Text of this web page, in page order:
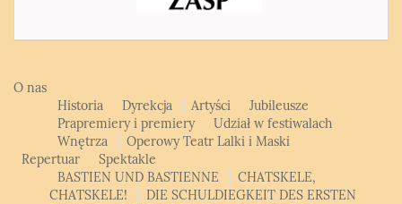
O nas
Historia
Dyrekcja Artyści
Jubileusze
Prapremiery i premiery
Udział w festiwalach
Wnętrza
Operowy Teatr Lalki i Maski
Repertuar
Spektakle
BASTIEN UND BASTIENNE
CHATSKELE,
CHATSKELE!
DIE SCHULDIEGKEIT DES ERSTEN